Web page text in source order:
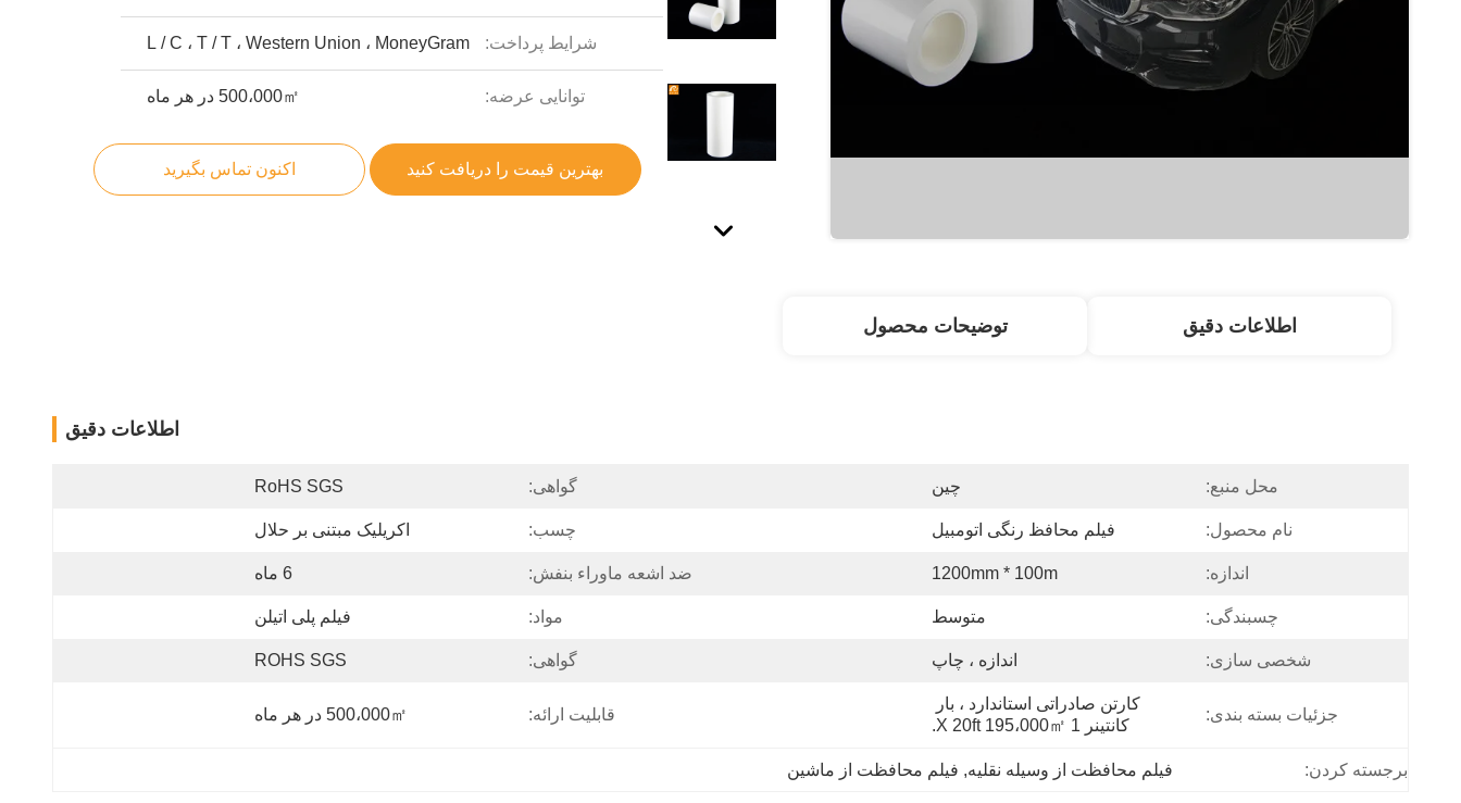
شرایط پرداخت: L / C ، T / T ، Western Union ، MoneyGram
توانایی عرضه: 500،000㎡ در هر ماه
بهترین قیمت را دریافت کنید اکنون تماس بگیرید
اطلاعات دقیق توضیحات محصول
اطلاعات دقیق
محل منبع: چین گواهی: RoHS SGS
نام محصول: فیلم محافظ رنگی اتومبیل چسب: اکریلیک مبتنی بر حلال
اندازه: 1200mm * 100m ضد اشعه ماوراء بنفش: 6 ماه
چسبندگی: متوسط مواد: فیلم پلی اتیلن
شخصی سازی: اندازه ، چاپ گواهی: ROHS SGS
جزئیات بسته بندی:
کانتینر 1 X 20ft 195،000㎡.
قابلیت ارائه: 500،000㎡ در هر ماه
برجسته کردن: فیلم محافظت از وسیله نقلیه, فیلم محافظت از ماشین